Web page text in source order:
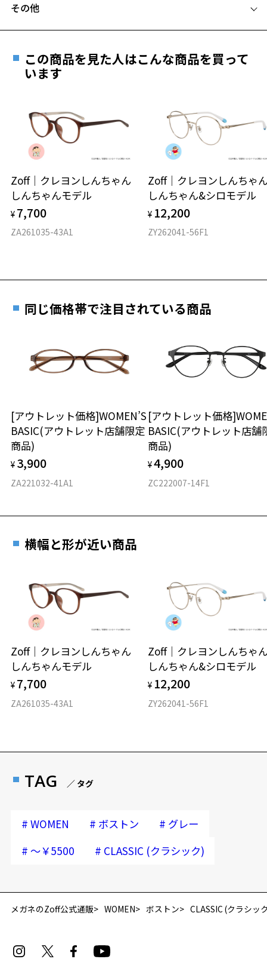
お気に入りリストは こちら
再入荷お知らせメールのお申し込み
【機能】
普段使いしていただきやすい付け心地です。
輝きによって目元に視線を集めやすくなるので、人と目が合う機会が
【スタイリングポイント】
カジュアルからキレイめスタイルにも合わせやすい逸品。
かけるだけでこなれ感をプラスするコンビフレームは、普段コンタク
トの方にもおすすめ。
※この商品はお誕生日クーポン、一部クーポンをご利用できません。
※柄や色味の出方に個体差があり、画像と異なる場合がございます。
お持ちのZoffメガネサイズを確認するには？
仕上がり寸法
D 仕上がりの横幅：約137mm
12.2g
※着脱式サングラス：デモレンズ、アタッチメント込みの重さ
タイプ
材質
フロント素材：Swiss Plastic
安心1 フレーム１年間品質保証
きます。
※保証期間内に交換が行われた場合、保証期間は初期の期間から
延長されません。
安心2 視力測定無料
視力の変化を早めに発見するために、定期的な視
力測定をおすすめいたします。
す。
もっと見る
その他
ご希望のお客さまは、「レンズ交換券」をお選びのうえ、
最寄りのZoff実店舗にてレンズをお買い求めください。
※サングラスやパッケージ品では「レンズ交換券」はお選び
談ください。
＜メガネの度数情報がわからない方へ＞
オンラインストアでフレームのみ購入して、
実店舗で度付きにできます
ご購入時に「レンズ交換券」をお選びいただくと、実店舗で
度数を測定のうえ、度付きレンズ（標準セットレンズ）へ無
お近くのZoff実店舗にて度数を測定いただけます（無料）。
その際は記入用紙をダウンロードしてお使いください。
ダウンロード
この商品を見た人はこんな商品を買って
います
Zoff｜クレヨンしんちゃん
しんちゃんモデル
¥ 7,700
ZA261035-43A1
Zoff｜クレヨンしんち
しんちゃん&シロモデル
¥ 12,200
ZY262041-56F1
同じ価格帯で注目されている商品
[アウトレット価格]WOMEN’S
BASIC(アウトレット店舗限定
商品)
¥ 3,900
ZA221032-41A1
[アウトレット価格
BASIC(アウトレット店舗
商品)
¥4,900
ZC222007-14F1
横幅と形が近い商品
Zoff｜クレヨンしんちゃん
しんちゃんモデル
¥ 7,700
ZA261035-43A1
Zoff｜クレヨンしんち
しんちゃん&シロモデル
¥ 12,200
ZY262041-56F1
TAG ／ タグ
# WOMEN # ボストン # グレー
# ～￥5500 # CLASSIC (クラシック)
メガネのZoff公式通販 WOMEN ボストン CLASSIC (クラシッ